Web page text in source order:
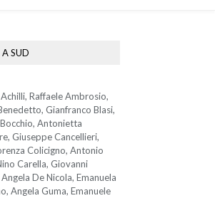
SUD
Raffaele Ambrosio,
Gianfranco Blasi,
Antonietta
Giuseppe Cancellieri,
Colicigno, Antonio
Carella, Giovanni
De Nicola, Emanuela
Angela Guma, Emanuele